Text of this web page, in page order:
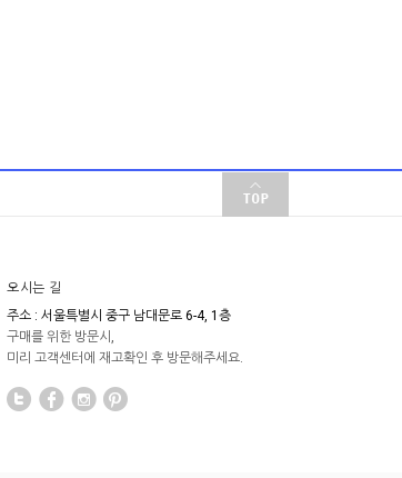
오시는 길
주소 : 서울특별시 중구 남대문로 6-4, 1층
구매를 위한 방문시,
미리 고객센터에 재고확인 후 방문해주세요.